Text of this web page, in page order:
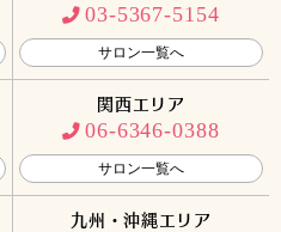
03-5367-5154
サロン一覧へ
関西エリア
06-6346-0388
サロン一覧へ
九州・沖縄エリア